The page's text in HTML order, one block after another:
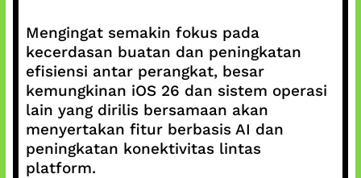
Mengingat semakin fokus pada
kecerdasan buatan dan peningkatan
efisiensi antar perangkat, besar
kemungkinan iOS 26 dan sistem operasi
lain yang dirilis bersamaan akan
menyertakan fitur berbasis AI dan
peningkatan konektivitas lintas
platform.